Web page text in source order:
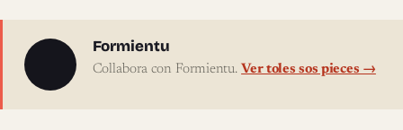
Sobre l'autor
Formientu
Collabora con Formientu.Ver toles sos pieces →